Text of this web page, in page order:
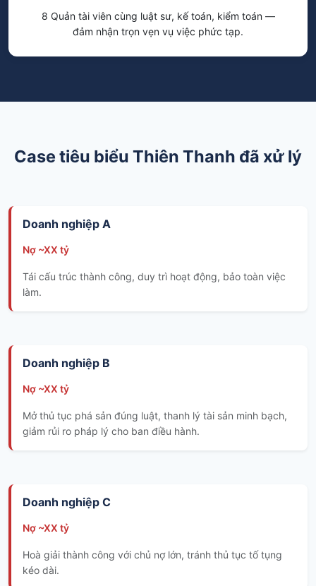
8 Quản tài viên cùng luật sư, kế toán, kiểm toán —
đảm nhận trọn vẹn vụ việc phức tạp.
Case tiêu biểu Thiên Thanh đã xử lý
Doanh nghiệp A
Nợ ~XX tỷ
Tái cấu trúc thành công, duy trì hoạt động, bảo toàn việc
làm.
Doanh nghiệp B
Nợ ~XX tỷ
Mở thủ tục phá sản đúng luật, thanh lý tài sản minh bạch,
giảm rủi ro pháp lý cho ban điều hành.
Doanh nghiệp C
Nợ ~XX tỷ
Hoà giải thành công với chủ nợ lớn, tránh thủ tục tố tụng
kéo dài.